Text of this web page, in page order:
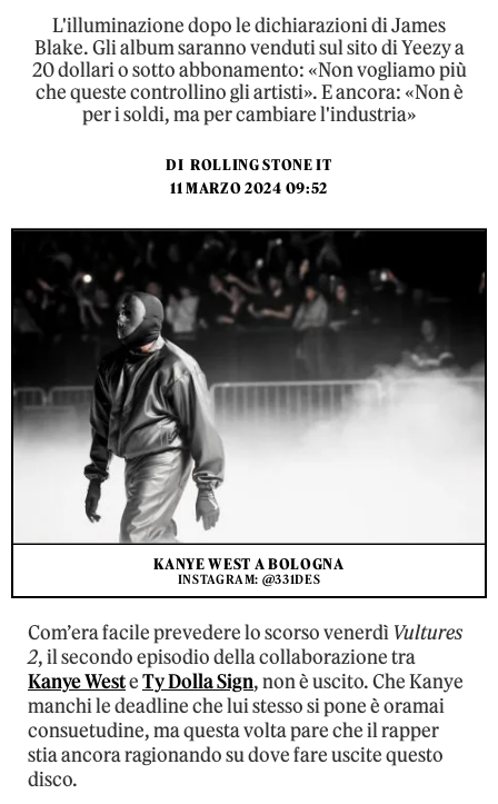
L'illuminazione dopo le dichiarazioni di James
Blake. Gli album saranno venduti sul sito di Yeezy a
20 dollari o sotto abbonamento: «Non vogliamo più
che queste controllino gli artisti». E ancora: «Non è
per i soldi, ma per cambiare l'industria»
DI ROLLING STONE IT
11 MARZO 2024 09:52
KANYE WEST A BOLOGNA
INSTAGRAM: @331DES
Com’era facile prevedere lo scorso venerdì Vultures
2, il secondo episodio della collaborazione tra
Kanye WesteTy Dolla Sign, non è uscito. Che Kanye
manchi le deadline che lui stesso si pone è oramai
consuetudine, ma questa volta pare che il rapper
stia ancora ragionando su dove fare uscite questo
disco.